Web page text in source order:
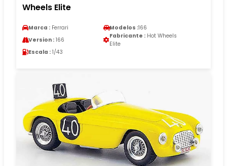
Wheels Elite
Marca : Ferrari Modelos :166
Version : 166
Fabricante : Hot Wheels
Elite
Escala : 1/43